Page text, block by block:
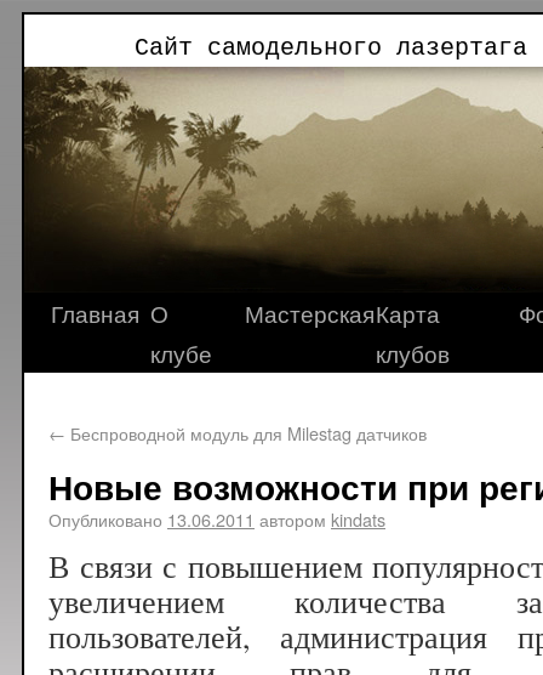
Сайт самодельного
Главная О
клубе
МастерскаяКарта
клубов
← Беспроводной модуль для Milestag датчиков
Новые возможности при
Опубликовано 13.06.2011 автором kindats
В связи с повышением
увеличением количества
пользователей,